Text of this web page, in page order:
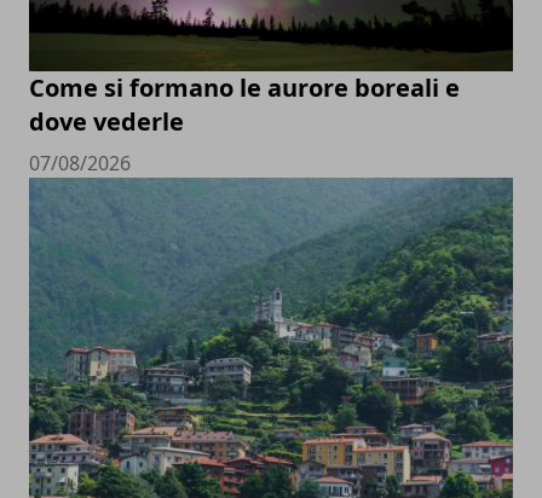
Come si formano le aurore boreali e
dove vederle
07/08/2026